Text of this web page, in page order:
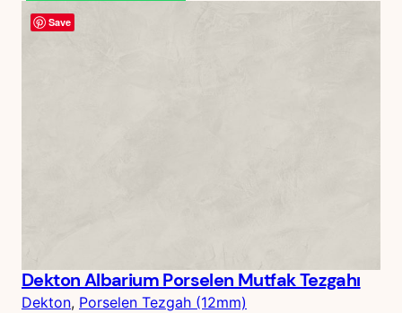
Save
Dekton Albarium Porselen Mutfak Tezgahı
Dekton, Porselen Tezgah (12mm)